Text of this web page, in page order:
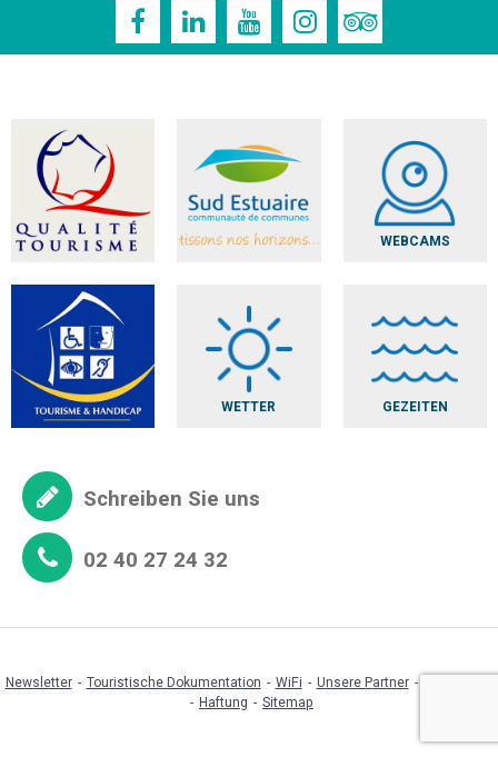
WEBCAMS
WETTER GEZEITEN
Schreiben Sie uns
02 40 27 24 32
Newsletter Touristische Dokumentation WiFi Unsere Partner
Haftung
Sitemap